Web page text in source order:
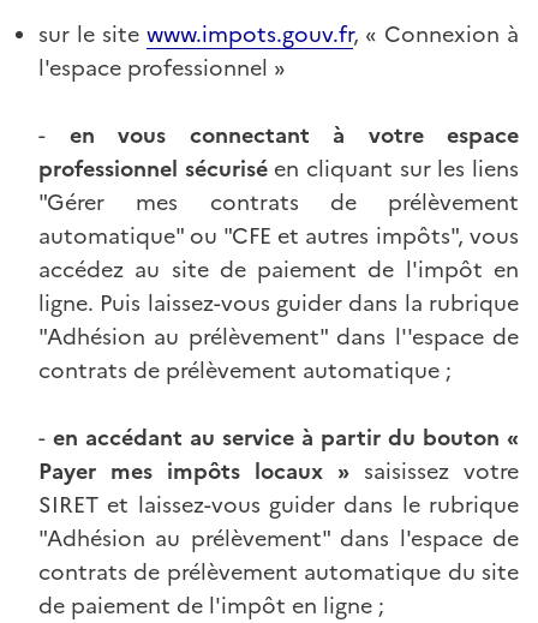
sur le site www.impots.gouv.fr, « Connexion à
l'espace professionnel »
- en vous connectant à votre espace
professionnel sécuriséen cliquant sur les liens
"Gérer mes contrats de prélèvement
automatique" ou "CFE et autres impôts", vous
accédez au site de paiement de l'impôt en
ligne. Puis laissez-vous guider dans la rubrique
"Adhésion au prélèvement" dans l''espace de
contrats de prélèvement automatique ;
- en accédant au service à partir du bouton «
Payer mes impôts locaux » saisissez votre
SIRET et laissez-vous guider dans le rubrique
"Adhésion au prélèvement" dans l'espace de
contrats de prélèvement automatique du site
de paiement de l'impôt en ligne ;